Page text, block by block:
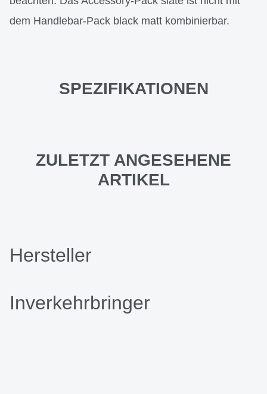
dem Handlebar-Pack black matt kombinierbar.
SPEZIFIKATIONEN
ZULETZT ANGESEHENE
ARTIKEL
Hersteller
Inverkehrbringer